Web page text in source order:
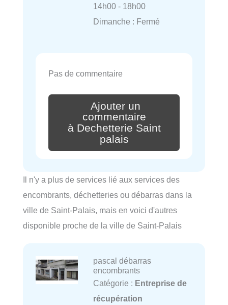
14h00 - 18h00
Dimanche : Fermé
Pas de commentaire
Ajouter un
commentaire
à Dechetterie Saint
palais
Il n'y a plus de services lié aux services des
encombrants, déchetteries ou débarras dans la
ville de Saint-Palais, mais en voici d'autres
disponible proche de la ville de Saint-Palais
pascal débarras
encombrants
Catégorie : Entreprise de
récupération